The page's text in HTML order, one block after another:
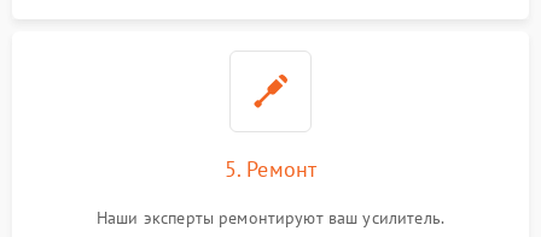
5. Ремонт
Наши эксперты ремонтируют ваш усилитель.